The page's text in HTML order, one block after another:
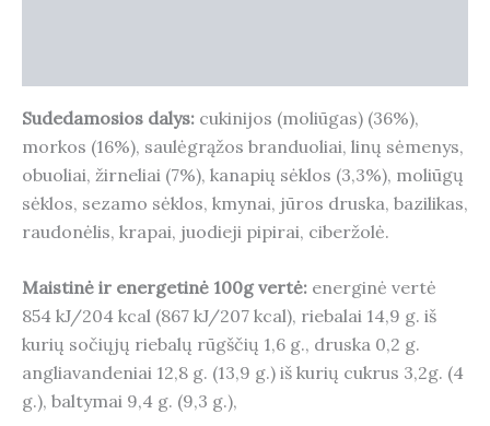
Sudedamosios dalys: cukinijos (moliūgas) (36%),
morkos (16%), saulėgrąžos branduoliai, linų sėmenys,
obuoliai, žirneliai (7%), kanapių sėklos (3,3%), moliūgų
sėklos, sezamo sėklos, kmynai, jūros druska, bazilikas,
raudonėlis, krapai, juodieji pipirai, ciberžolė.
Maistinė ir energetinė 100g vertė: energinė vertė
854 kJ/204 kcal (867 kJ/207 kcal), riebalai 14,9 g. iš
kurių sočiųjų riebalų rūgščių 1,6 g., druska 0,2 g.
angliavandeniai 12,8 g. (13,9 g.) iš kurių cukrus 3,2g. (4
g.), baltymai 9,4 g. (9,3 g.),